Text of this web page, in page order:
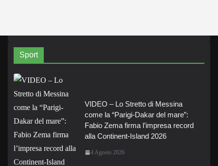
Sport
VIDEO – Lo Stretto di Messina
come la “Parigi-Dakar del mare”:
Fabio Zema firma l’impresa record
alla Continent-Island 2026
4 Agosto 2026